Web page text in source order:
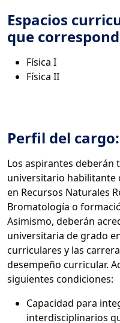
Espacios
que
Física I
Física II
Perfil del cargo:
Los aspirantes
universitario habilitante
en Recursos Naturales
Bromatología o
Asimismo, deberán
universitaria de grado
curriculares y las
desempeño curricular.
siguientes condiciones:
Capacidad para
interdisciplinarios